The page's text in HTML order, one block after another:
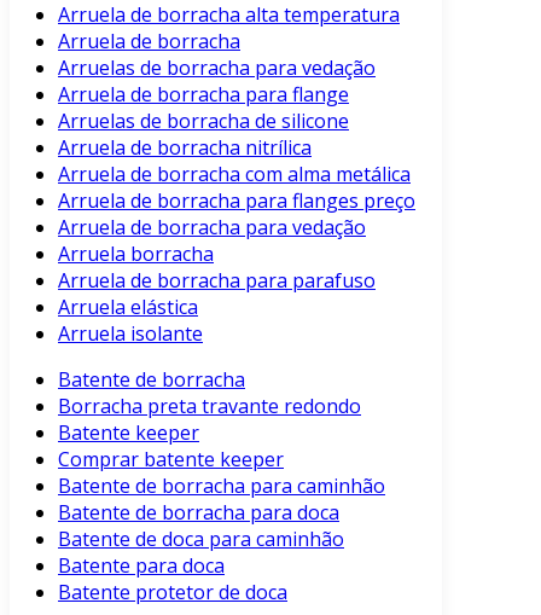
Arruela de borracha alta temperatura
Arruela de borracha
Arruelas de borracha para vedação
Arruela de borracha para flange
Arruelas de borracha de silicone
Arruela de borracha nitrílica
Arruela de borracha com alma metálica
Arruela de borracha para flanges preço
Arruela de borracha para vedação
Arruela borracha
Arruela de borracha para parafuso
Arruela elástica
Arruela isolante
Batente de borracha
Borracha preta travante redondo
Batente keeper
Comprar batente keeper
Batente de borracha para caminhão
Batente de borracha para doca
Batente de doca para caminhão
Batente para doca
Batente protetor de doca